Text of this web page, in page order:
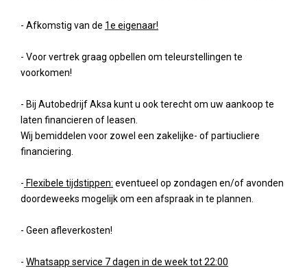
- Afkomstig van de 1e eigenaar!
- Voor vertrek graag opbellen om teleurstellingen te
voorkomen!
- Bij Autobedrijf Aksa kunt u ook terecht om uw aankoop te
laten financieren of leasen.
Wij bemiddelen voor zowel een zakelijke- of partiucliere
financiering.
- Flexibele tijdstippen: eventueel op zondagen en/of avonden
doordeweeks mogelijk om een afspraak in te plannen.
- Geen afleverkosten!
- Whatsapp service 7 dagen in de week tot 22:00